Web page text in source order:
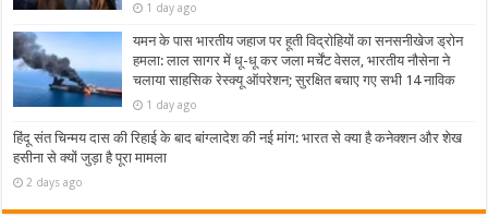
1 day ago
यमन के पास भारतीय जहाज पर हूती विद्रोहियों का सनसनीखेज ड्रोन
हमला: लाल सागर में धू-धू कर जला मर्चेंट वेसल, भारतीय नौसेना ने
चलाया साहसिक रेस्क्यू ऑपरेशन; सुरक्षित बचाए गए सभी 14 नाविक
1 day ago
हिंदू संत चिन्मय दास की रिहाई के बाद बांग्लादेश की नई मांग: भारत से क्या है कनेक्शन और शेख
हसीना से क्यों जुड़ा है पूरा मामला
2 days ago